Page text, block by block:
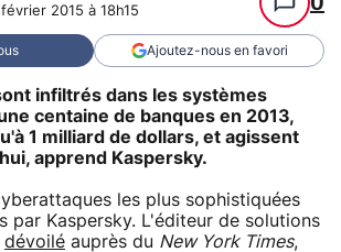
2015 à 18h15
Ajoutez-nous en favori
infiltrés dans les systèmes
centaine de banques en 2013,
1 milliard de dollars, et agissent
apprend Kaspersky.
les plus sophistiquées
par Kaspersky. L'éditeur de solutions
dévoilé auprès du New York Times,